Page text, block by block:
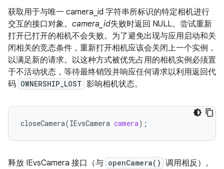
获取用于与唯一 camera_id 字符串所标识的特定相机进行
交互的接口对象。 camera_id失败时返回 NULL。尝试重新
打开已打开的相机不会失败。为了避免出现与应用启动和关
闭相关的竞态条件，重新打开相机应该会关闭上一个实例，
以满足新的请求。以这种方式被优先占用的相机实例必须置
于不活动状态，等待最终销毁并响应任何请求以利用返回代
码 OWNERSHIP_LOST 影响相机状态。
closeCamera(IEvsCamera camera);
释放 IEvsCamera 接口（与 openCamera() 调用相反）。